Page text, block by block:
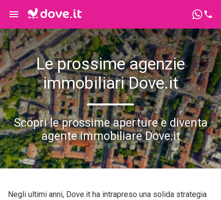
Le prossime agenzie
immobiliari Dove.it
Scopri le prossime aperture e diventa
agente immobiliare Dove.it
Negli ultimi anni, Dove.it ha intrapreso una solida strategia